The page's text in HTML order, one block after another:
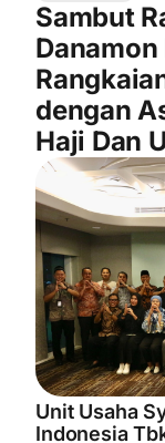
Sambut
dengan
Haji Dan
Unit Usaha
Indonesia